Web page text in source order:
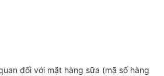
đối với mặt hàng sữa (mã số hàng